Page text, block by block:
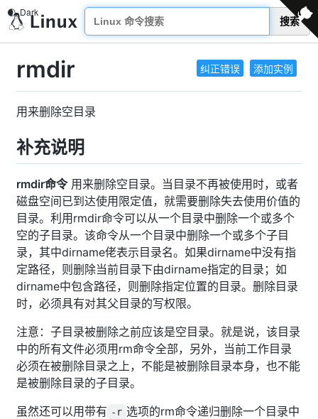
搜索
纠正错误 添加实例
rmdir
用来删除空目录
补充说明
rmdir命令用来删除空目录。当目录不再被使用时，或者
磁盘空间已到达使用限定值，就需要删除失去使用价值的
目录。利用rmdir命令可以从一个目录中删除一个或多个
空的子目录。该命令从一个目录中删除一个或多个子目
录，其中dirname佬表示目录名。如果dirname中没有指
定路径，则删除当前目录下由dirname指定的目录；如
dirname中包含路径，则删除指定位置的目录。删除目录
时，必须具有对其父目录的写权限。
注意：子目录被删除之前应该是空目录。就是说，该目录
中的所有文件必须用rm命令全部，另外，当前工作目录
必须在被删除目录之上，不能是被删除目录本身，也不能
是被删除目录的子目录。
虽然还可以用带有 -r 选项的rm命令递归删除一个目录中